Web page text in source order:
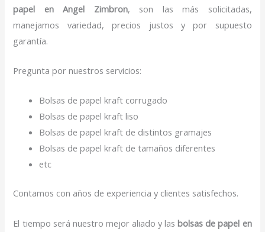
papel en Angel Zimbron, son las más solicitadas,
manejamos variedad, precios justos y por supuesto
garantía.
Pregunta por nuestros servicios:
Bolsas de papel kraft corrugado
Bolsas de papel kraft liso
Bolsas de papel kraft de distintos gramajes
Bolsas de papel kraft de tamaños diferentes
etc
Contamos con años de experiencia y clientes satisfechos.
El tiempo será nuestro mejor aliado y lasbolsas de papel en